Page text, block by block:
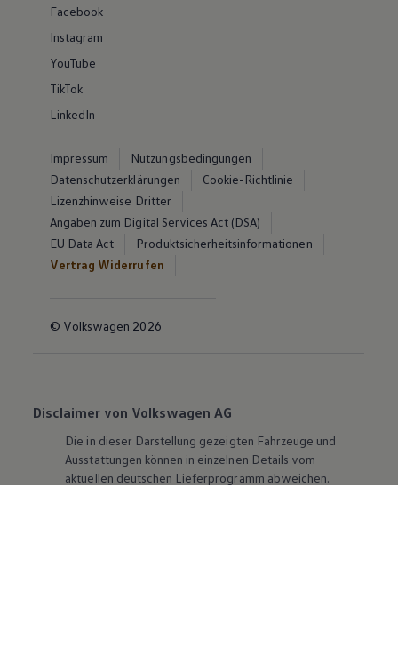
Facebook
Instagram
YouTube
TikTok
LinkedIn
Impressum
Nutzungsbedingungen
Datenschutzerklärungen
Cookie-Richtlinie
Lizenzhinweise Dritter
Angaben zum Digital Services Act (DSA)
EU Data Act
Produktsicherheitsinformationen
Vertrag Widerrufen
© Volkswagen 2026
Disclaimer von Volkswagen AG
Die in dieser Darstellung gezeigten Fahrzeuge und
Ausstattungen können in einzelnen Details vom
aktuellen deutschen Lieferprogramm abweichen.